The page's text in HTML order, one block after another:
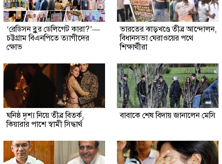
‘রেডিসন ব্লুর ডেলিগেট কারা?’—
চট্টগ্রাম বিএনপিতে ত্যাগীদের
ক্ষোভ
ভারতের ঝাড়খণ্ডে তীব্র আন্দোলন,
বিধানসভা ঘেরাওয়ের পথে
শিক্ষার্থীরা
ঘনিষ্ঠ দৃশ্য নিয়ে তীব্র বিতর্ক,
কিয়ারার পাশে স্বামী সিদ্ধার্থ
বাবাকে শেষ বিদায় জানালেন মেসি